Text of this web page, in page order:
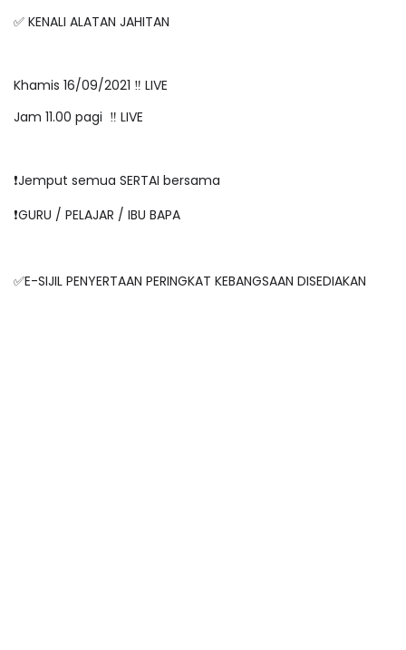
✅ KENALI ALATAN JAHITAN
Khamis 16/09/2021 ‼️ LIVE
Jam 11.00 pagi ‼️ LIVE
❗️Jemput semua SERTAI bersama
❗️GURU / PELAJAR / IBU BAPA
✅E-SIJIL PENYERTAAN PERINGKAT KEBANGSAAN DISEDIAKAN